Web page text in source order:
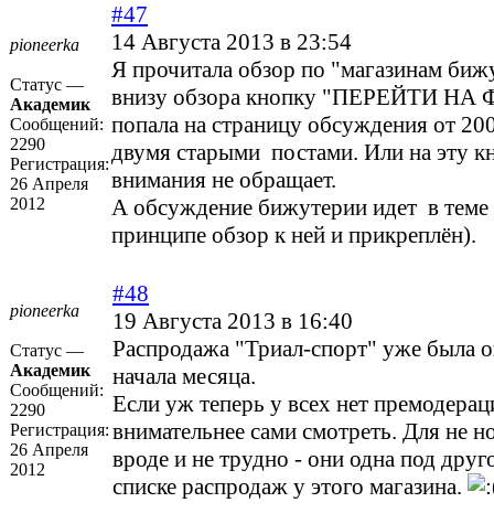
pioneerka
Статус —
Академик
Сообщений:
2290
Регистрация:
26 Апреля
2012
#47
14 Августа 2013 в 23:54
Я прочитала обзор по "магазинам
внизу обзора кнопку "ПЕРЕЙТИ
попала на страницу обсуждения от
двумя старыми постами. Или на эту
внимания не обращает.
А обсуждение бижутерии идет в
принципе обзор к ней и прикреплён).
pioneerka
Статус —
Академик
Сообщений:
2290
Регистрация:
26 Апреля
2012
#48
19 Августа 2013 в 16:40
Распродажа "Триал-спорт" уже была
начала месяца.
Если уж теперь у всех нет
внимательнее сами смотреть. Для не
вроде и не трудно - они одна под
списке распродаж у этого магазина.